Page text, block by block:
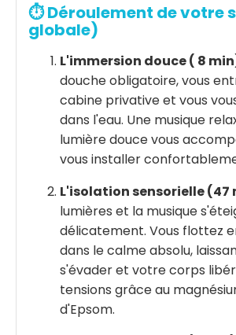
⏱️ Déroulement de votre
globale)
L'immersion douce ( 8
douche obligatoire, vous
cabine privative et vous
dans l'eau. Une musique
lumière douce vous
vous installer
L'isolation sensorielle (47
lumières et la musique
délicatement. Vous flottez
dans le calme absolu,
s'évader et votre corps
tensions grâce au
d'Epsom.